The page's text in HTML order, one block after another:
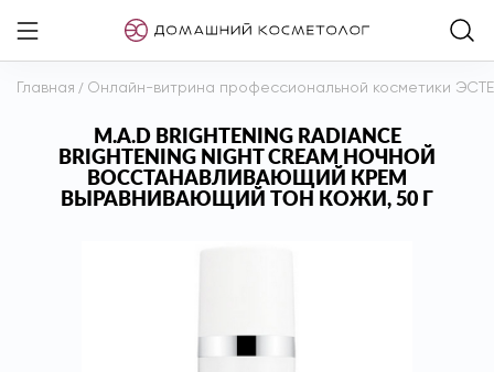
Главная / Онлайн-витрина профессиональной косметики
M.A.D BRIGHTENING RADIANCE
BRIGHTENING NIGHT CREAM НОЧНОЙ
ВОССТАНАВЛИВАЮЩИЙ КРЕМ
ВЫРАВНИВАЮЩИЙ ТОН КОЖИ, 50 Г